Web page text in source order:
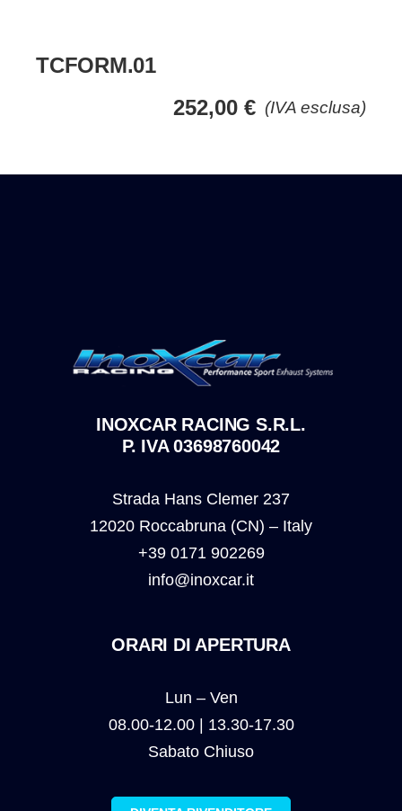
TCFORM.01
(IVA esclusa)
252,00 €
INOXCAR RACING S.R.L.
P. IVA 03698760042
Strada Hans Clemer 237
12020 Roccabruna (CN) – Italy
+39 0171 902269
info@inoxcar.it
ORARI DI APERTURA
Lun – Ven
08.00-12.00 | 13.30-17.30
Sabato Chiuso